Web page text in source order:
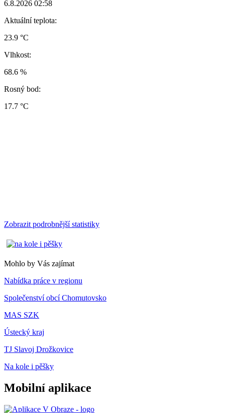
6.8.2026 02:58
Aktuální teplota:
23.9 °C
Vlhkost:
68.6 %
Rosný bod:
17.7 °C
Zobrazit podrobnější statistiky
Mohlo by Vás zajímat
Nabídka práce v regionu
Společenství obcí Chomutovsko
MAS SZK
Ústecký kraj
TJ Slavoj Drožkovice
Na kole i pěšky
Mobilní aplikace